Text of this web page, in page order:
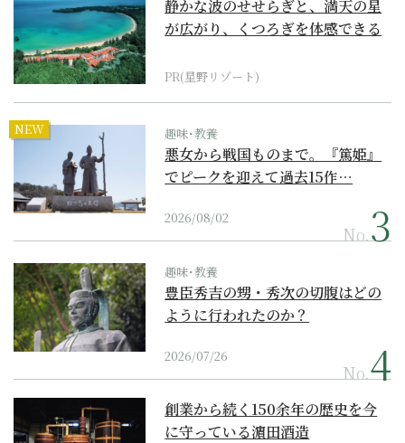
静かな波のせせらぎと、満天の星
が広がり、くつろぎを体感できる
PR(星野リゾート)
NEW 趣味･教養
悪女から戦国ものまで。『篤姫』
でピークを迎えて過去15作…
2026/08/02
No.
趣味･教養
豊臣秀吉の甥・秀次の切腹はどの
ように行われたのか？
2026/07/26
No.
創業から続く150余年の歴史を今
に守っている濵田酒造